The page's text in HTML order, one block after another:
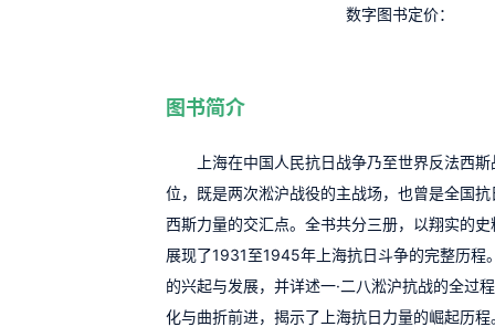
数字图书定价：
图书简介
上海在中国人民抗日战争乃至世界反法西斯
位，既是两次淞沪战役的主战场，也曾是全国
西斯力量的交汇点。全书共分三册，以翔实的
展现了1931至1945年上海抗日斗争的完整历程
的兴起与发展，并详述一·二八淞沪抗战的全过
化与曲折前进，揭示了上海抗日力量的崛起历